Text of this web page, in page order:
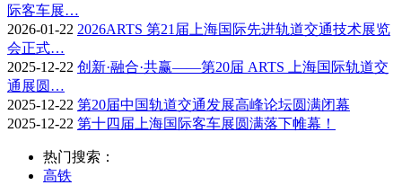
际客车展…
2026-01-22 2026ARTS 第21届上海国际先进轨道交通技术展览
会正式…
2025-12-22 创新·融合·共赢——第20届 ARTS 上海国际轨道交
通展圆…
2025-12-22 第20届中国轨道交通发展高峰论坛圆满闭幕
2025-12-22 第十四届上海国际客车展圆满落下帷幕！
热门搜索：
高铁